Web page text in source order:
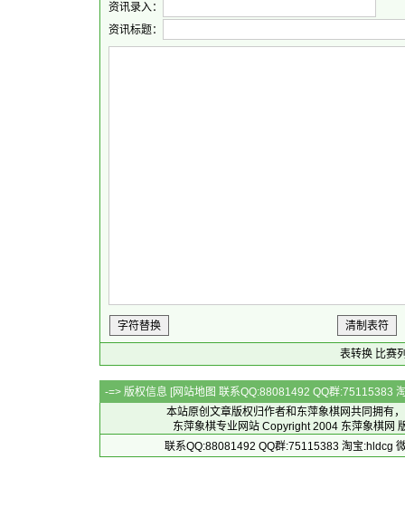
资讯录入：
资讯标题：
字符替换 清制表符
表转换 比赛
-=> 版权信息 [网站地图 联系QQ:88081492 QQ群:75115383
本站原创文章版权归作者和 东萍象棋网共同拥有
东萍象棋专业网站 Copyright 2004 东萍象棋网
联系QQ:88081492 QQ群:75115383 淘宝:hldcg